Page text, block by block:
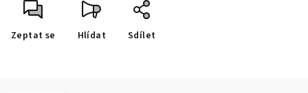
Zeptat se Hlídat Sdílet